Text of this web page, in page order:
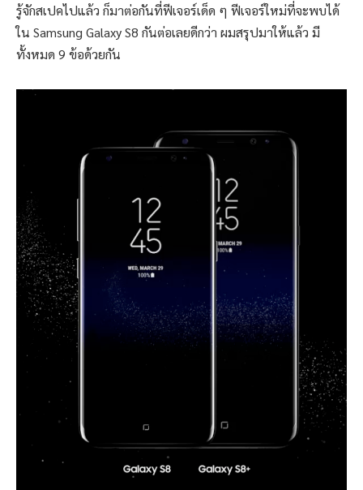
รู้จักสเปคไปแล้ว ก็มาต่อกันที่ฟีเจอร์เด็ด ๆ ฟีเจอร์ใหม่ที่จะพบได้
ใน Samsung Galaxy S8 กันต่อเลยดีกว่า ผมสรุปมาให้แล้ว มี
ทั้งหมด 9 ข้อด้วยกัน